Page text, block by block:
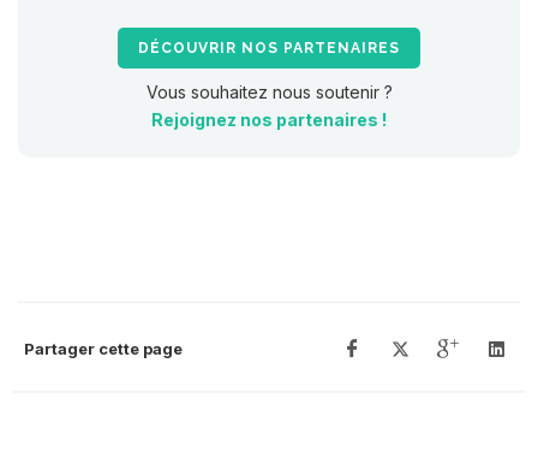
DÉCOUVRIR NOS PARTENAIRES
Vous souhaitez nous soutenir ?
Rejoignez nos partenaires !
Partager cette page